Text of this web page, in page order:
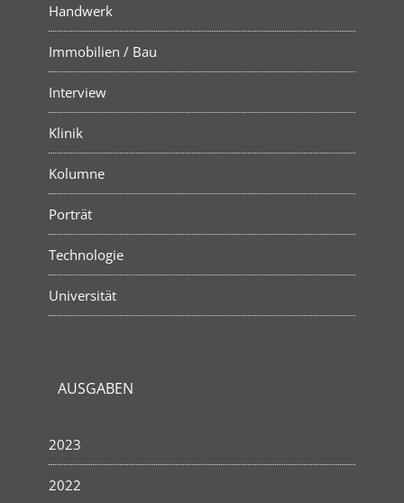
Handwerk
Immobilien / Bau
Interview
Klinik
Kolumne
Porträt
Technologie
Universität
AUSGABEN
2023
2022